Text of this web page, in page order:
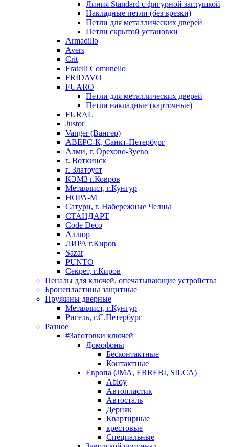
Линия Standard с фигурной заглушкой
Накладные петли (без врезки)
Петли для металлических дверей
Петли скрытой установки
Armadillo
Avers
Crit
Fratelli Comunello
FRIDAVO
FUARO
Петли для металлических дверей
Петли накладные (карточные)
FURAL
Justor
Vanger (Вангер)
АВЕРС-К, Санкт-Петербург
Алми, г. Орехово-Зуево
г. Воткинск
г. Златоуст
КЭМЗ г.Ковров
Металлист, г.Кунгур
НОРА-М
Сатурн, г. Набережные Челны
СТАНДАРТ
Code Deco
Аллюр
ЛИРА г.Киров
Sazar
PUNTO
Секрет, г.Киров
Пеналы для ключей, опечатывающие устройства
Бронепластины защитные
Пружины дверные
Металлист, г.Кунгур
Ригель, г.С.Петербург
Разное
#Заготовки ключей
Домофоны
Бесконтактные
Контактные
Европа (JMA, ERREBI, SILCA)
Abloy
Автопластик
Автосталь
Дерняк
Квартирные
крестовые
Специальные